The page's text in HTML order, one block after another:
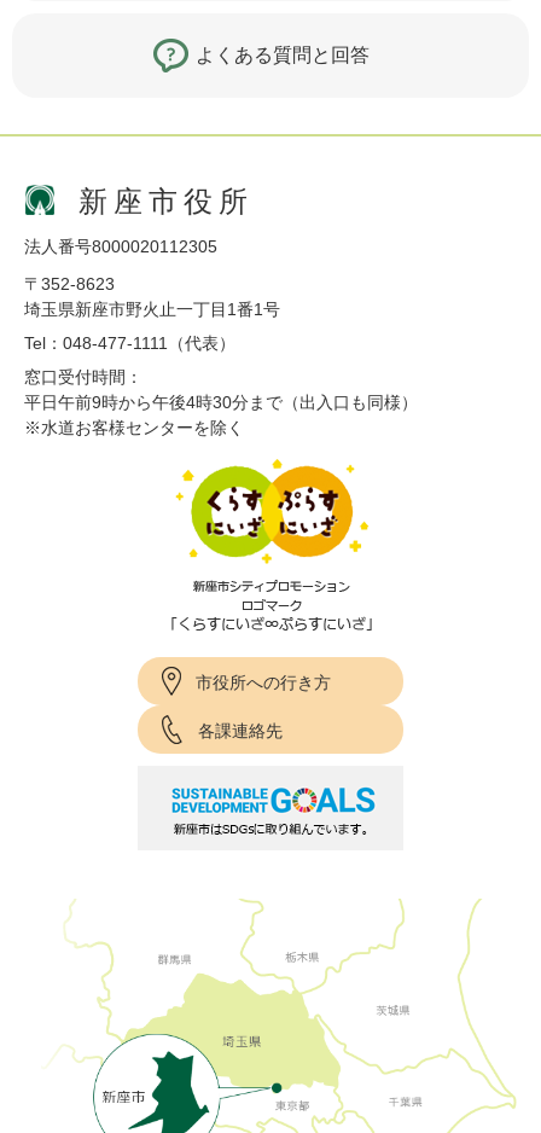
よくある質問と回答
新座市役所
法人番号8000020112305
〒352-8623
埼玉県新座市野火止一丁目1番1号
Tel：048-477-1111（代表）
窓口受付時間：
平日午前9時から午後4時30分まで（出入口も同様）
※水道お客様センターを除く
市役所への行き方
各課連絡先